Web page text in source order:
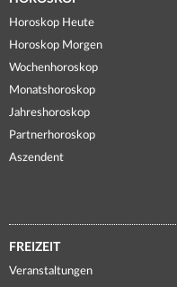
Horoskop Heute
Horoskop Morgen
Wochenhoroskop
Monatshoroskop
Jahreshoroskop
Partnerhoroskop
Aszendent
FREIZEIT
Veranstaltungen